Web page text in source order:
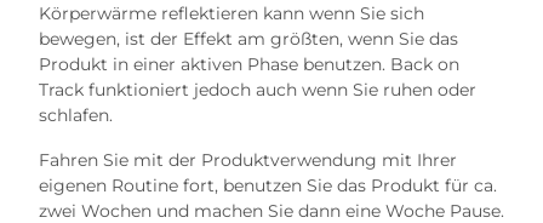
Körperwärme reflektieren kann wenn Sie sich
bewegen, ist der Effekt am größten, wenn Sie das
Produkt in einer aktiven Phase benutzen. Back on
Track funktioniert jedoch auch wenn Sie ruhen oder
schlafen.
Fahren Sie mit der Produktverwendung mit Ihrer
eigenen Routine fort, benutzen Sie das Produkt für ca.
zwei Wochen und machen Sie dann eine Woche Pause.